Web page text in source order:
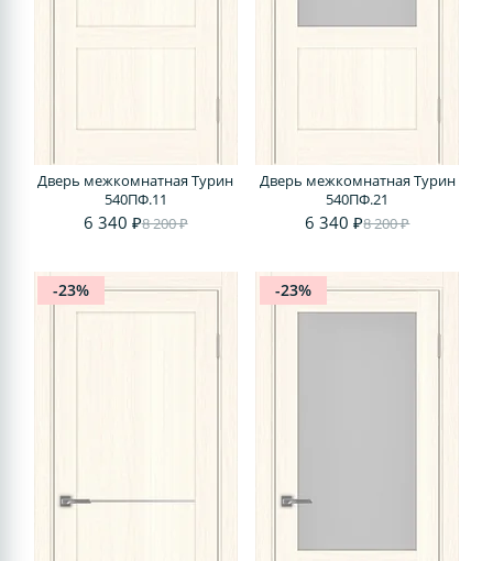
Дверь межкомнатная Турин
540ПФ.11
6 340 ₽8 200 ₽
Дверь межкомнатная Турин
540ПФ.21
6 340 ₽8 200 ₽
-23% -23%